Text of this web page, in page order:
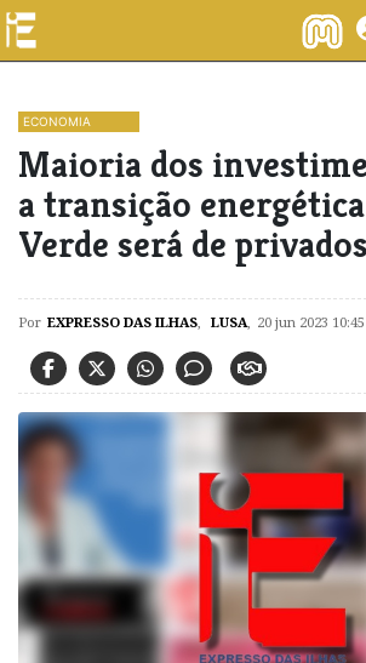
ECONOMIA
Maioria dos
a transição
Verde será de privados
Por EXPRESSO DAS ILHAS, LUSA, 20 jun 2023 10:45